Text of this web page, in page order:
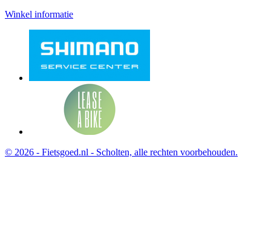
Winkel informatie
© 2026 - Fietsgoed.nl - Scholten, alle rechten voorbehouden.